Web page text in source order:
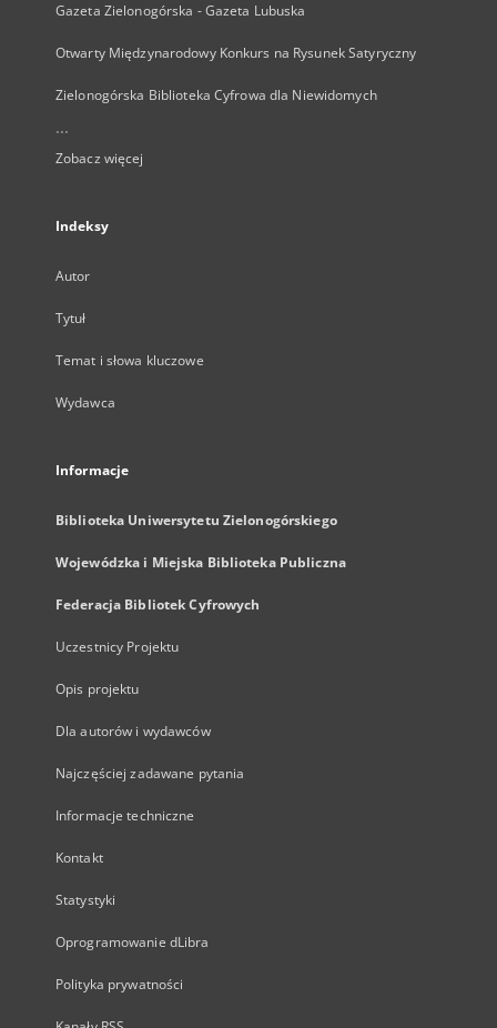
Gazeta Zielonogórska - Gazeta Lubuska
Otwarty Międzynarodowy Konkurs na Rysunek Satyryczny
Zielonogórska Biblioteka Cyfrowa dla Niewidomych
...
Zobacz więcej
Indeksy
Autor
Tytuł
Temat i słowa kluczowe
Wydawca
Informacje
Biblioteka Uniwersytetu Zielonogórskiego
Wojewódzka i Miejska Biblioteka Publiczna
Federacja Bibliotek Cyfrowych
Uczestnicy Projektu
Opis projektu
Dla autorów i wydawców
Najczęściej zadawane pytania
Informacje techniczne
Kontakt
Statystyki
Oprogramowanie dLibra
Polityka prywatności